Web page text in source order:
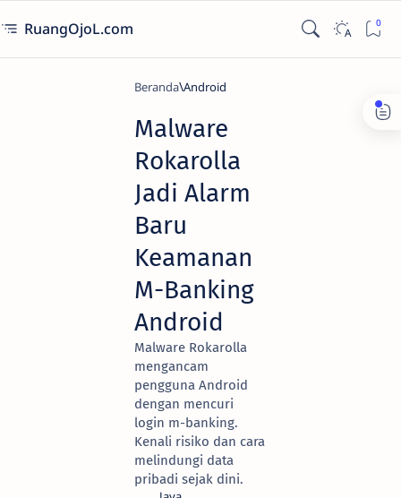
RuangOjoL.com
Beranda Android
Malware
Rokarolla
Jadi Alarm
Baru
Keamanan
M-Banking
Android
Malware Rokarolla
mengancam
pengguna Android
dengan mencuri
login m-banking.
Kenali risiko dan cara
melindungi data
pribadi sejak dini.